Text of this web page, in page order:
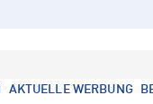
AKTUELLE WERBUNG